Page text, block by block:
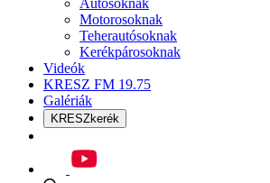
Autósoknak
Motorosoknak
Teherautósoknak
Kerékpárosoknak
Videók
KRESZ FM 19.75
Galériák
KRESZkerék